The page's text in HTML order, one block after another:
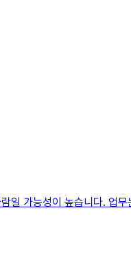
가능성이 높습니다. 업